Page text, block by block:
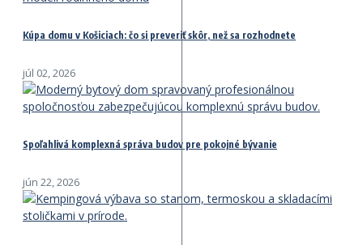
Kúpa domu v Košiciach: čo si preveriť skôr, než sa rozhodnete
júl 02, 2026
Spoľahlivá komplexná správa budov pre pokojné bývanie
jún 22, 2026